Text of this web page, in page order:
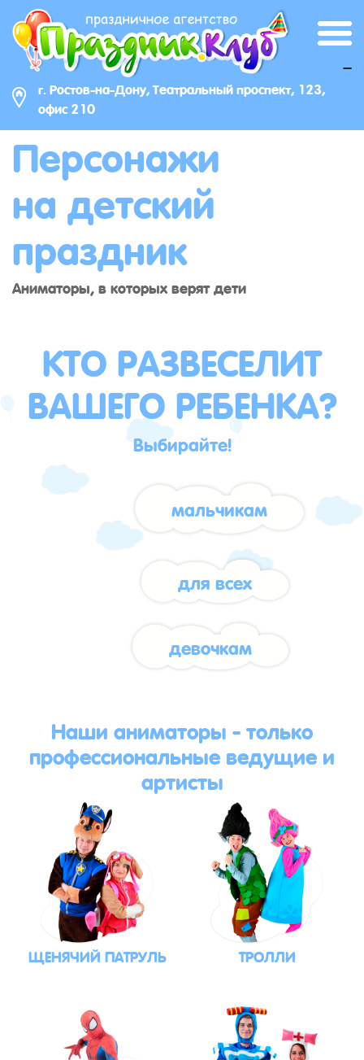
г. Ростов-на-Дону, Театральный проспект, 123,
офис 210
_
Персонажи
на детский
праздник
Аниматоры, в которых верят дети
КТО РАЗВЕСЕЛИТ
ВАШЕГО РЕБЕНКА?
Выбирайте!
мальчикам
для всех
девочкам
Наши аниматоры - только
профессиональные ведущие и
артисты
ЩЕНЯЧИЙ ПАТРУЛЬ ТРОЛЛИ